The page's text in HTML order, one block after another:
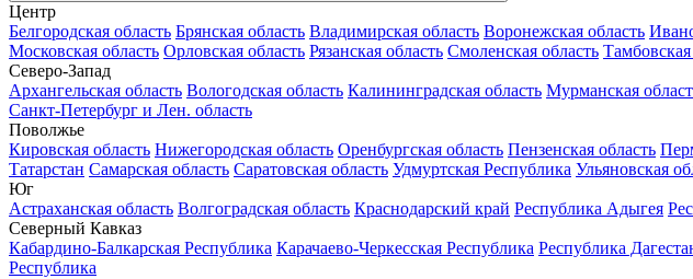
Центр
Белгородская область Брянская область Владимирская область Воронежская область
Московская область Орловская область Рязанская область Смоленская область Тамбовская
Северо-Запад
Архангельская область Вологодская область Калининградская область Мурманская
Санкт-Петербург и Лен. область
Поволжье
Кировская область Нижегородская область Оренбургская область Пензенская область
Татарстан Самарская область Саратовская область Удмуртская Республика Ульяновская
Юг
Астраханская область Волгоградская область Краснодарский край Республика Адыгея
Северный Кавказ
Кабардино-Балкарская Республика Карачаево-Черкесская Республика Республика
Республика